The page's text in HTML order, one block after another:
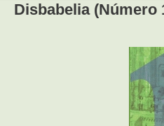
Disbabelia (Número